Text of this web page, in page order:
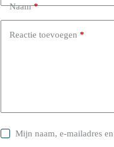
Naam*
Reactie toevoegen *
Mijn naam, e-mailadres